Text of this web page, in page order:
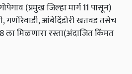
(प्रमुख जिल्हा मार्ग 11 पासून)
आंबेदिंडोरी खतवड तसेच
ला मिळणारा रस्ता(अंदाजित किंमत